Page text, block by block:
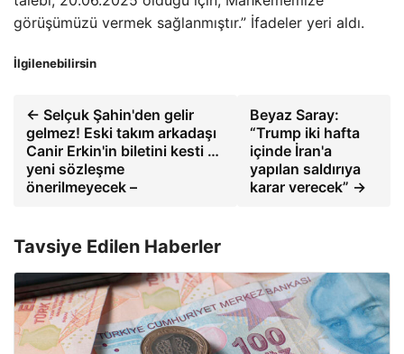
görüşümüzü vermek sağlanmıştır.” İfadeler yeri aldı.
İlgilenebilirsin
← Selçuk Şahin'den gelir
gelmez! Eski takım arkadaşı
Canir Erkin'in biletini kesti …
yeni sözleşme
önerilmeyecek –
Beyaz Saray:
“Trump iki hafta
içinde İran'a
yapılan saldırıya
karar verecek” →
Tavsiye Edilen Haberler